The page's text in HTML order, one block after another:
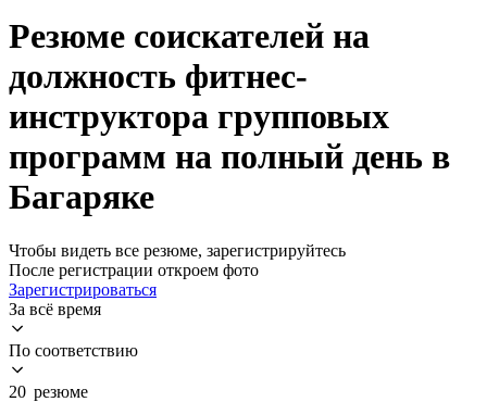
Резюме соискателей на
должность фитнес-
инструктора групповых
программ на полный день в
Багаряке
Чтобы видеть все резюме, зарегистрируйтесь
После регистрации откроем фото
Зарегистрироваться
За всё время
По соответствию
20 резюме